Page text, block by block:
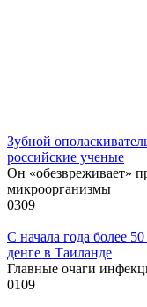
Зубной
российские ученые
Он «обезвреживает»
микроорганизмы
0309
С начала года более
денге в Таиланде
Главные очаги
0109